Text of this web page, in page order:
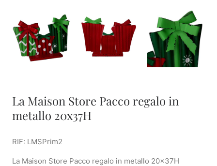
La Maison Store Pacco regalo in
metallo 20x37H
RIF: LMSPrim2
La Maison Store Pacco regalo in metallo 20x37H